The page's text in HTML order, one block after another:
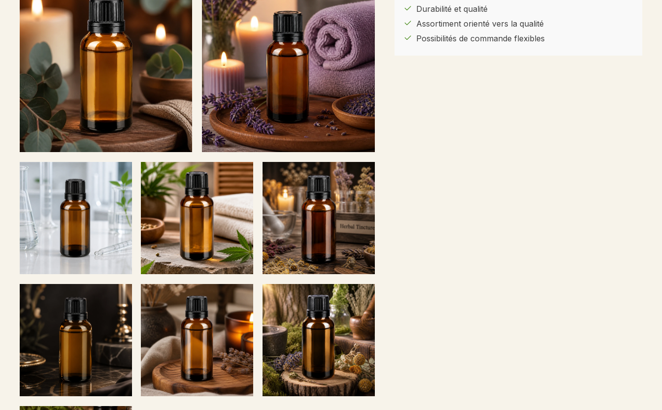
Durabilité et qualité
Assortiment orienté vers la qualité
Possibilités de commande flexibles